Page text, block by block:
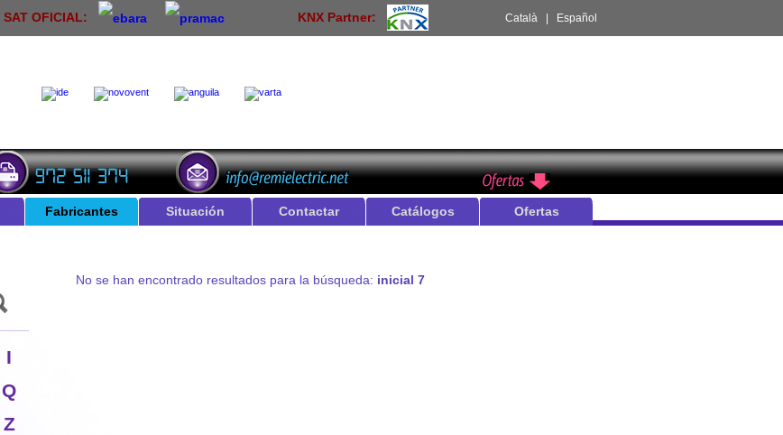
SAT OFICIAL: KNX Partner: Català Español
Fabricantes Situación Contactar Catálogos Ofertas
I
Q
Z
No se han encontrado resultados para la búsqueda: inicial 7